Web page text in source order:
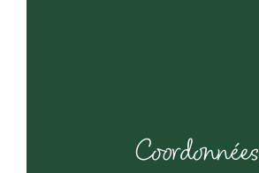
Coordonnées